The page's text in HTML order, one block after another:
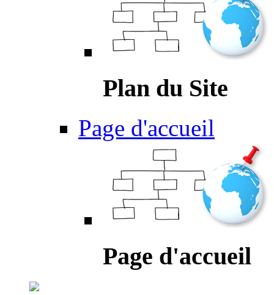
Plan du Site
Page d'accueil
Page d'accueil